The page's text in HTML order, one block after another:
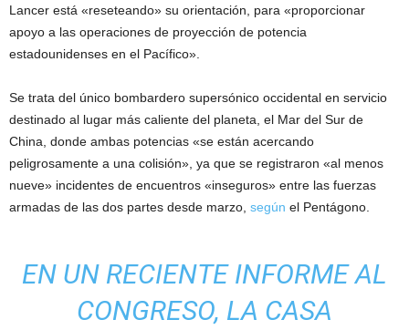
Lancer está «reseteando» su orientación, para «proporcionar
apoyo a las operaciones de proyección de potencia
estadounidenses en el Pacífico».
Se trata del único bombardero supersónico occidental en servicio
destinado al lugar más caliente del planeta, el Mar del Sur de
China, donde ambas potencias «se están acercando
peligrosamente a una colisión», ya que se registraron «al menos
nueve» incidentes de encuentros «inseguros» entre las fuerzas
armadas de las dos partes desde marzo, según el Pentágono.
EN UN RECIENTE INFORME AL
CONGRESO, LA CASA